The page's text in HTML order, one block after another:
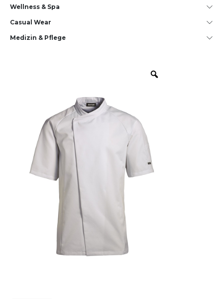
Wellness & Spa
Casual Wear
Medizin & Pflege